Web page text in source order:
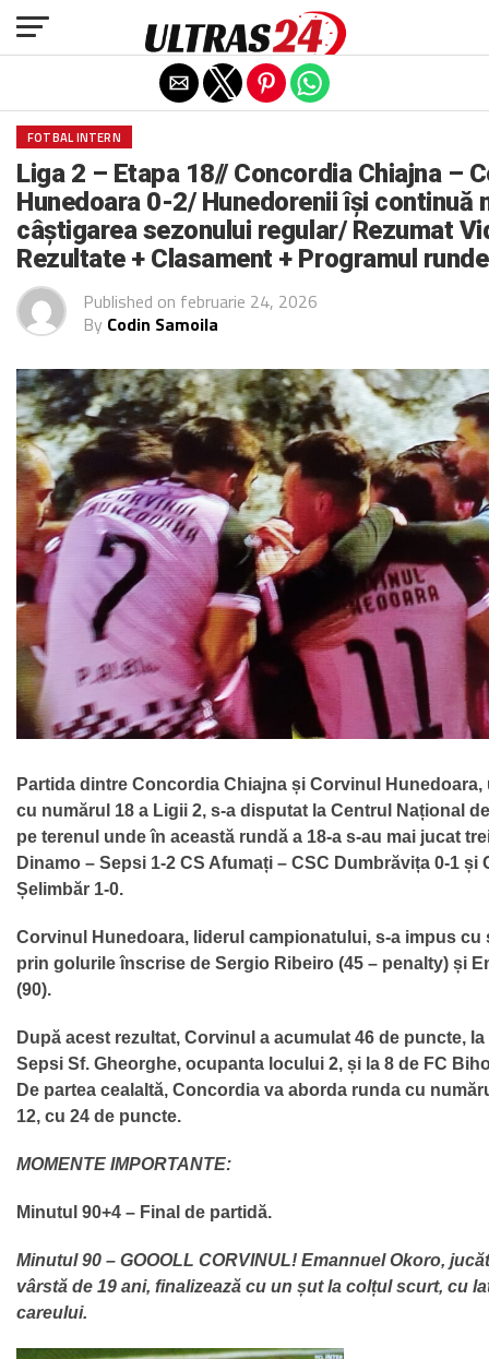
FOTBAL INTERN
Liga 2 – Etapa 18// Concordia Chiajna –
Hunedoara 0-2/ Hunedorenii își continuă
câștigarea sezonului regular/ Rezumat
Rezultate + Clasament + Programul
Published on februarie 24, 2026
By Codin Samoila
Partida dintre Concordia Chiajna și Corvinul Hunedoara,
cu numărul 18 a Ligii 2, s-a disputat la Centrul Național
pe terenul unde în această rundă a 18-a s-au mai jucat
Dinamo – Sepsi 1-2 CS Afumați – CSC Dumbrăvița 0-1 și
Șelimbăr 1-0.
Corvinul Hunedoara, liderul campionatului, s-a impus cu
prin golurile înscrise de Sergio Ribeiro (45 – penalty) și
(90).
După acest rezultat, Corvinul a acumulat 46 de puncte,
Sepsi Sf. Gheorghe, ocupanta locului 2, și la 8 de FC
De partea cealaltă, Concordia va aborda runda cu
12, cu 24 de puncte.
MOMENTE IMPORTANTE:
Minutul 90+4 – Final de partidă.
Minutul 90 – GOOOLL CORVINUL! Emannuel Okoro,
vârstă de 19 ani, finalizează cu un șut la colțul scurt, cu
careului.
Exit mobile version